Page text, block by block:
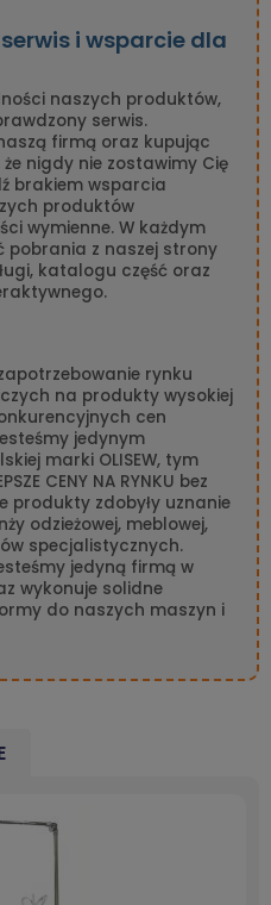
serwis i wsparcie dla
naszych produktów,
serwis.
firmą oraz kupując
nigdy nie zostawimy Cię
brakiem wsparcia
produktów
wymienne. W każdym
pobrania z naszej strony
katalogu część oraz
rynku
na produkty wysokiej
cen
jedynym
marki OLISEW, tym
CENY NA RYNKU bez
produkty zdobyły uznanie
odzieżowej, meblowej,
specjalistycznych.
jedyną firmą w
wykonuje solidne
do naszych maszyn i